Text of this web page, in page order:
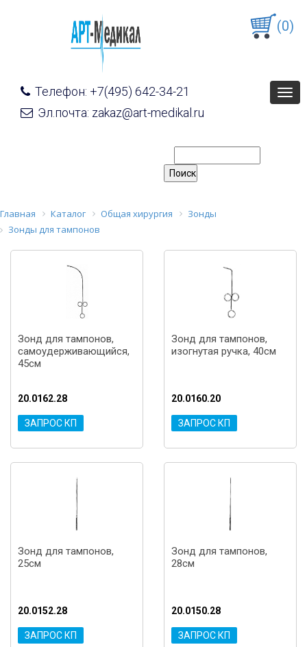
Телефон: +7(495) 642-34-21
Эл.почта: zakaz@art-medikal.ru
(0)
Главная Каталог Общая хирургия
Зонды
Зонды для тампонов
Зонд для тампонов,
самоудерживающийся,
45см
20.0162.28
ЗАПРОС КП
Зонд для тампонов,
изогнутая ручка, 40см
20.0160.20
ЗАПРОС КП
Зонд для тампонов,
25см
20.0152.28
ЗАПРОС КП
Зонд для тампонов,
28см
20.0150.28
ЗАПРОС КП